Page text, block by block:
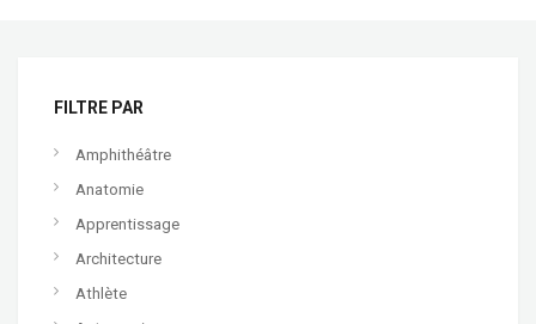
FILTRE PAR
Amphithéâtre
Anatomie
Apprentissage
Architecture
Athlète